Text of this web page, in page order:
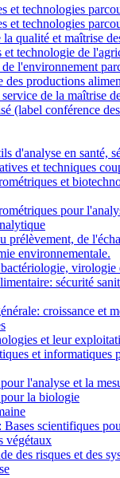
et technologies
et technologies
qualité et maîtrise
et technologie de
l'environnement
des productions
de la maîtrise
(label conférence
d'analyse en santé,
et techniques
et
pour
prélèvement, de
environnementale.
virologie
sécurité
croissance et
et leur
et informatiques
l'analyse et la
la biologie
scientifiques
végétaux
des risques et des